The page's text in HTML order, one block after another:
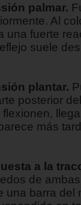
palmar.
Al
una fuerte
suele
plantar.
posterior
más
a la
de
una barra